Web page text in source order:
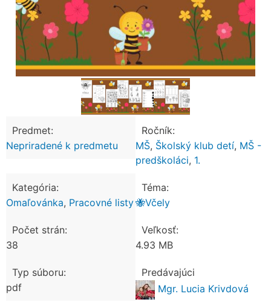
Predmet:
Nepriradené k predmetu
Ročník:
MŠ, Školský klub detí, MŠ -
predškoláci, 1.
Kategória:
Omaľovánka, Pracovné listy
Téma:
🐝Včely
Počet strán:
38
Veľkosť:
4.93 MB
Typ súboru:
pdf
Predávajúci
Mgr. Lucia Krivdová